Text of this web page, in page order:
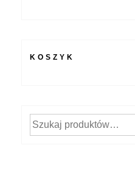
KOSZYK
Szukaj: